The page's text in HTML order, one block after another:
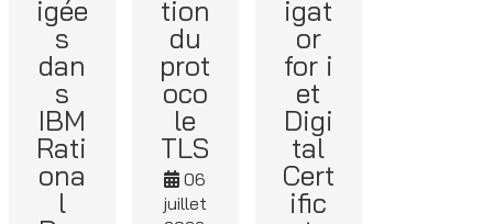
igée
s
dan
s
IBM
Rati
ona
l
tion
du
prot
oco
le
TLS
06
juillet
igat
or
for i
et
Digi
tal
Cert
ific